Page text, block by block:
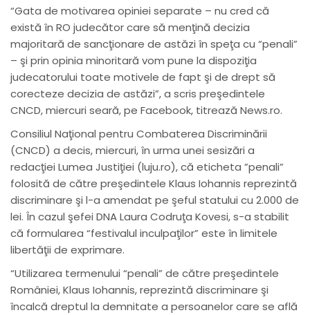
“Gata de motivarea opiniei separate – nu cred că
există în RO judecător care să menţină decizia
majoritară de sancţionare de astăzi în speţa cu “penali”
– şi prin opinia minoritară vom pune la dispoziţia
judecatorului toate motivele de fapt şi de drept să
corecteze decizia de astăzi”, a scris preşedintele
CNCD, miercuri seară, pe Facebook, titrează News.ro.
Consiliul Naţional pentru Combaterea Discriminării
(CNCD) a decis, miercuri, în urma unei sesizări a
redacţiei Lumea Justiţiei (luju.ro), că eticheta ”penali”
folosită de către preşedintele Klaus Iohannis reprezintă
discriminare şi l-a amendat pe şeful statului cu 2.000 de
lei. În cazul şefei DNA Laura Codruţa Kovesi, s-a stabilit
că formularea “festivalul inculpaţilor” este în limitele
libertăţii de exprimare.
“Utilizarea termenului “penali” de către preşedintele
României, Klaus Iohannis, reprezintă discriminare şi
încalcă dreptul la demnitate a persoanelor care se află